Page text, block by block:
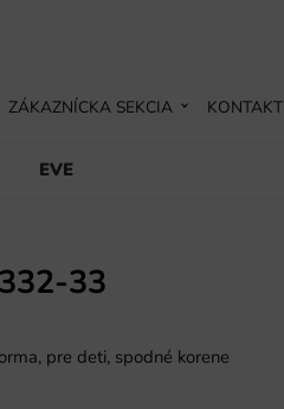
EVE
ZÁKAZNÍCKA SEKCIA KONTAKT
33
pre deti, spodné korene